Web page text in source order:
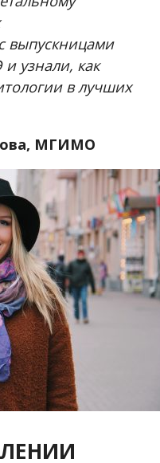
выпускницами
узнали, как
в лучших
МГИМО